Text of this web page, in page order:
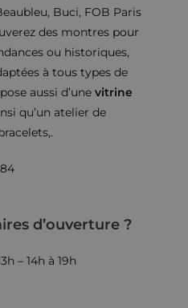
Buci, FOB Paris
des montres pour
ou historiques,
à tous types de
aussi d’unevitrine
qu’un atelier de
d’ouverture ?
– 14h à 19h